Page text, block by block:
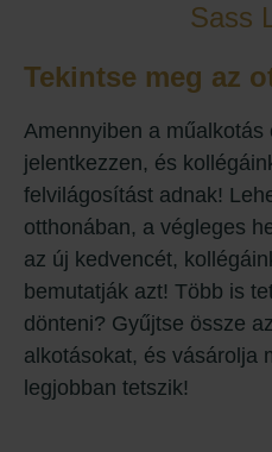
Sass
Tekintse meg az
Amennyiben a műalkotás
jelentkezzen, és
felvilágosítást adnak!
otthonában, a végleges
az új kedvencét,
bemutatják azt! Több is
dönteni? Gyűjtse össze
alkotásokat, és vásárolja
legjobban tetszik!